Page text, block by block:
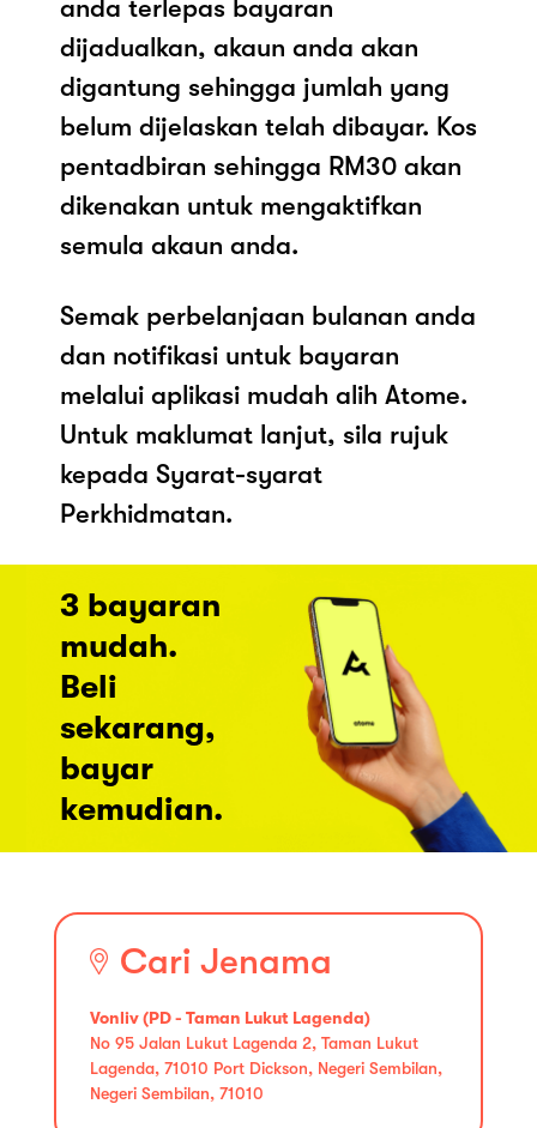
anda terlepas bayaran
dijadualkan, akaun anda akan
digantung sehingga jumlah yang
belum dijelaskan telah dibayar. Kos
pentadbiran sehingga RM30 akan
dikenakan untuk mengaktifkan
semula akaun anda.
Semak perbelanjaan bulanan anda
dan notifikasi untuk bayaran
melalui aplikasi mudah alih Atome.
Untuk maklumat lanjut, sila rujuk
kepada Syarat-syarat
Perkhidmatan.
3 bayaran
mudah.
Beli
sekarang,
bayar
kemudian.
Cari Jenama
Vonliv (PD - Taman Lukut Lagenda)
No 95 Jalan Lukut Lagenda 2, Taman Lukut
Lagenda, 71010 Port Dickson, Negeri Sembilan,
Negeri Sembilan, 71010